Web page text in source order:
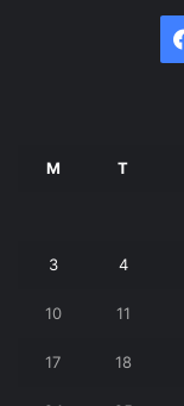
M T
3 4
10 11
17 18